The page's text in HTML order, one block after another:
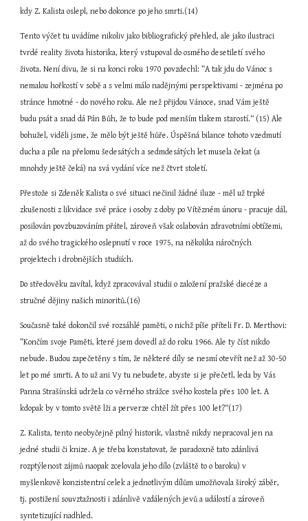
kdy Z. Kalista oslepl, nebo dokonce po jeho smrti.(14)
Tento výčet tu uvádíme nikoliv jako bibliografický přehled, ale jako ilustraci
tvrdé reality života historika, který vstupoval do osmého desetiletí svého
života. Není divu, že si na konci roku 1970 povzdechl: ”A tak jdu do Vánoc s
nemalou hořkostí v sobě a s velmi málo nadějnými perspektivami - zejména po
stránce hmotné - do nového roku. Ale než přijdou Vánoce, snad Vám ještě
budu psát a snad dá Pán Bůh, že to bude pod menším tlakem starostí.“ (15) Ale
bohužel, viděli jsme, že mělo být ještě hůře. Úspěšná bilance tohoto vzedmutí
ducha a píle na přelomu šedesátých a sedmdesátých let musela čekat (a
mnohdy ještě čeká) na svá vydání více než čtvrt století.
Přestože si Zdeněk Kalista o své situaci nečinil žádné iluze - měl už trpké
zkušenosti z likvidace své práce i osoby z doby po Vítězném únoru - pracuje dál,
posilován povzbuzováním přátel, zároveň však oslabován zdravotními obtížemi,
až do svého tragického oslepnutí v roce 1975, na několika náročných
projektech i drobnějších studiích.
Do středověku zavítal, když zpracovával studii o založení pražské diecéze a
stručné dějiny našich minoritů.(16)
Současně také dokončil své rozsáhlé paměti, o nichž píše příteli Fr. D. Merthovi:
”Končím svoje Paměti, které jsem dovedl až do roku 1966. Ale ty číst nikdo
nebude. Budou zapečetěny s tím, že některé díly se nesmí otevřít než až 30-50
let po mé smrti. A to už ani Vy tu nebudete, abyste si je přečetl, leda by Vás
Panna Strašínská udržela co věrného strážce svého kostela přes 100 let. A
kdopak by v tomto světě lži a perverze chtěl žít přes 100 let?“(17)
Z. Kalista, tento neobyčejně pilný historik, vlastně nikdy nepracoval jen na
jedné studii či knize. A je třeba konstatovat, že paradoxně tato zdánlivá
rozptýlenost zájmů naopak zcelovala jeho dílo (zvláště to o baroku) v
myšlenkově konzistentní celek a jednotlivým dílům umožňovala široký záběr,
tj. postižení souvztažnosti i zdánlivě vzdálených jevů a událostí a zároveň
syntetizující nadhled.